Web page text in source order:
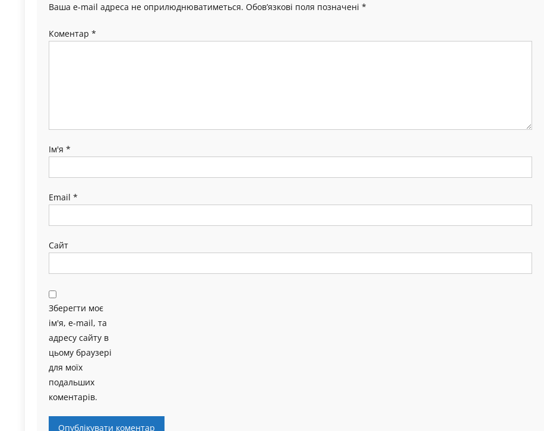
Ваша e-mail адреса не оприлюднюватиметься. Обов’язкові поля позначені *
Коментар *
Ім'я *
Email *
Сайт
Зберегти моє
ім'я, e-mail, та
адресу сайту в
цьому браузері
для моїх
подальших
коментарів.